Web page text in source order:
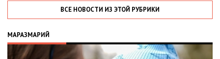
ВСЕ НОВОСТИ ИЗ ЭТОЙ РУБРИКИ
МАРАЗМАРИЙ